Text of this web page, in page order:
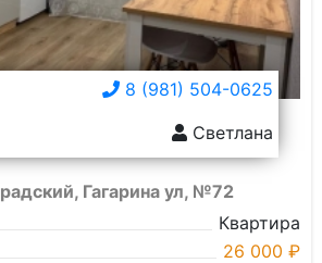
8 (981) 504-0625
Светлана
Гагарина ул, №72
Квартира
26 000 ₽